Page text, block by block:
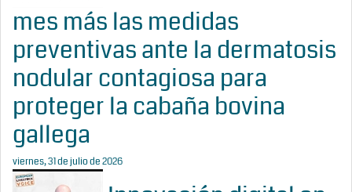
mes más las medidas
preventivas ante la dermatosis
nodular contagiosa para
proteger la cabaña bovina
gallega
viernes, 31 de julio de 2026